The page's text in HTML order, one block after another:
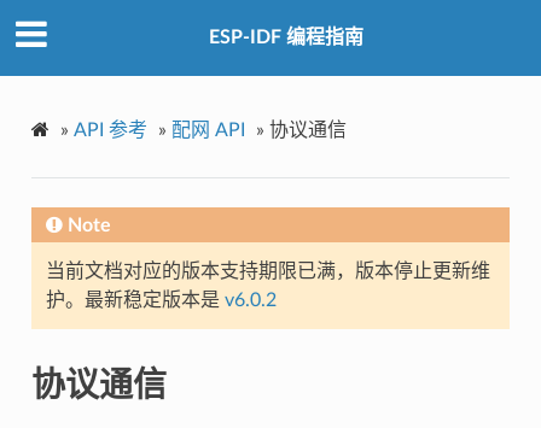
ESP-IDF 编程指南
» API 参考 » 配网 API » 协议通信
Note
当前文档对应的版本支持期限已满，版本停止更新维
护。最新稳定版本是 v6.0.2
协议通信